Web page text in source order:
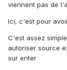
viennent pas de
Ici, c'est pour
C'est assez
autoriser source
sur enter